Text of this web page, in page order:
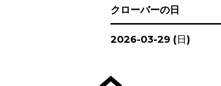
クローバーの日
2026-03-29 (日)